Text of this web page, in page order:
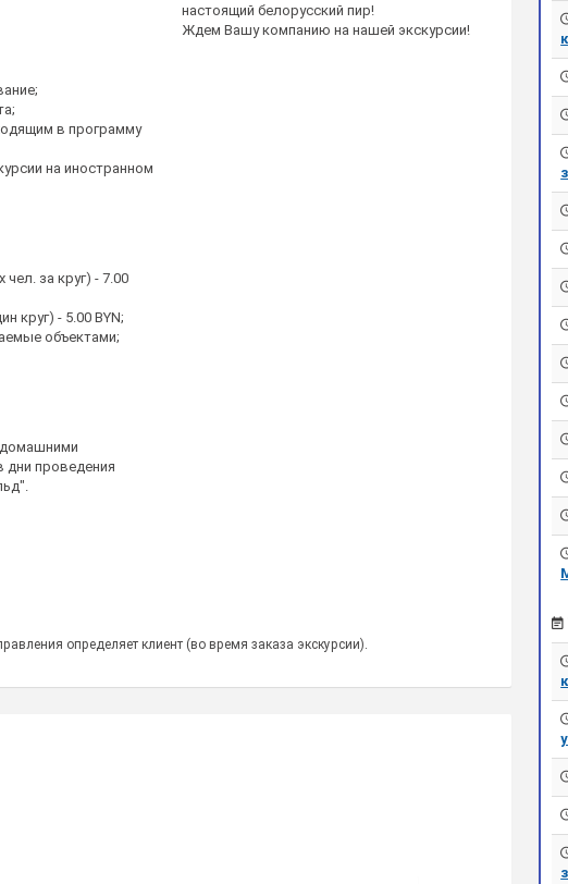
в программу
на иностранном
чел. за круг) - 7.00
круг) - 5.00 BYN;
объектами;
дни проведения
настоящий белорусский пир!
Ждем Вашу компанию на нашей экскурсии!
определяет клиент (во время заказа экскурсии).